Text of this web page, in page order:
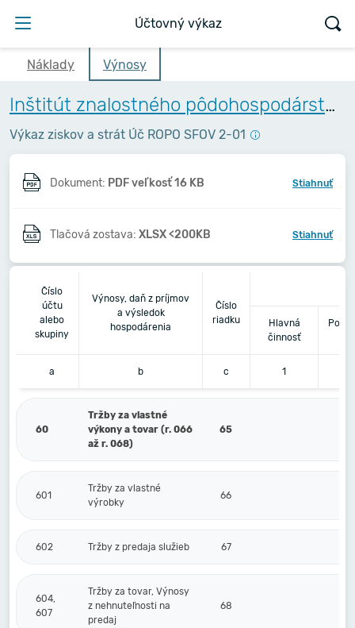
Účtovný výkaz
Náklady Výnosy
Inštitút znalostného pôdohospodárstva a inovácií
Výkaz ziskov a strát Úč ROPO SFOV 2-01
Dokument: PDF veľkosť 16 KB Stiahnuť
Tlačová zostava: XLSX <200KB Stiahnuť
Číslo
účtu
alebo
skupiny
Výnosy, daň z príjmov
a výsledok
hospodárenia
Číslo
riadku
Hlavná
činnosť
a b c 1
60
Tržby za vlastné
výkony a tovar (r. 066
až r. 068)
65
601
Tržby za vlastné
výrobky
66
602 Tržby z predaja služieb 67
604,
607
Tržby za tovar, Výnosy
z nehnuteľnosti na
predaj
68